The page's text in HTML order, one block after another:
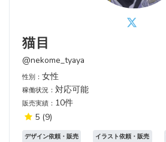
猫目
@nekome_tyaya
性別： 女性
稼働状況： 対応可能
販売実績： 10件
5 (9)
デザイン依頼・販売 イラスト依頼・販売